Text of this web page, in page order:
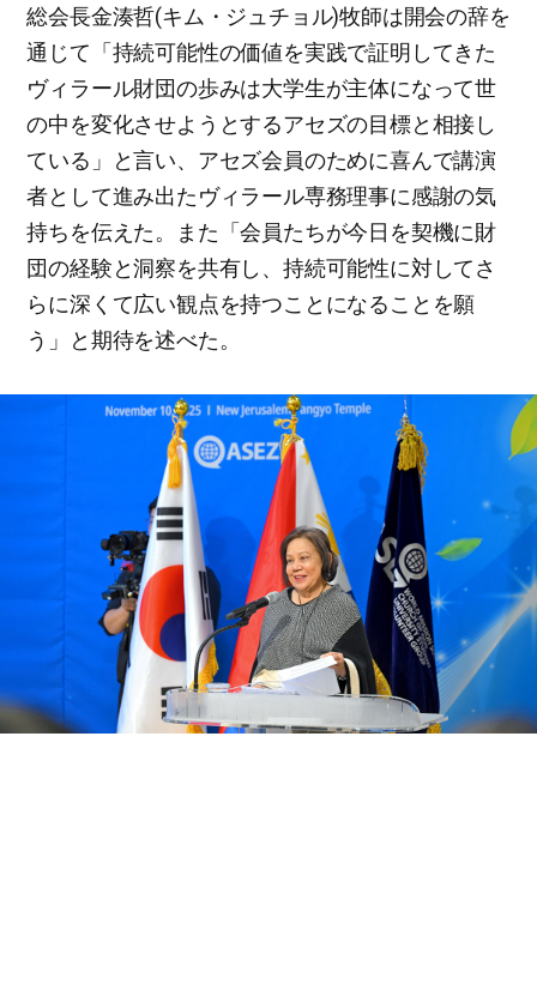
総会長金湊哲(キム・ジュチョル)牧師は開会の辞を
通じて「持続可能性の価値を実践で証明してきた
ヴィラール財団の歩みは大学生が主体になって世
の中を変化させようとするアセズの目標と相接し
ている」と言い、アセズ会員のために喜んで講演
者として進み出たヴィラール専務理事に感謝の気
持ちを伝えた。また「会員たちが今日を契機に財
団の経験と洞察を共有し、持続可能性に対してさ
らに深くて広い観点を持つことになることを願
う」と期待を述べた。